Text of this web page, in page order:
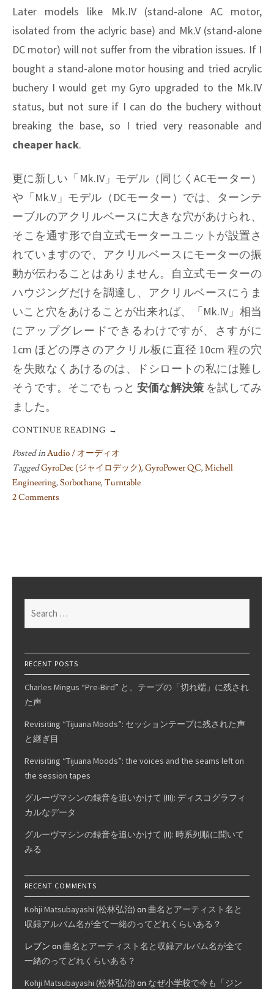
Later models like Mk.IV (stand-alone AC motor,
isolated from the aclyric base) and Mk.V (stand-alone
DC motor) will not suffer from the vibration issues. If I
bought a stand-alone motor housing and tried acrylic
buchery I would get my Gyro upgraded to the Mk.IV
status, but not sure if I can do the buchery without
breaking the base, so I tried very reasonable and
cheaper hack.
更に新しい「Mk.IV」モデル（同じくACモーター）
や「Mk.V」モデル（DCモーター）では、ターンテ
ーブルのアクリルベースに大きな穴があけられ、
そこを通す形で自立式モーターユニットが設置さ
れていますので、アクリルベースにモーターの振
動が伝わることはありません。自立式モーターの
ハウジングだけを調達し、アクリルベースにうま
いこと穴をあけることが出来れば、「Mk.IV」相当
にアップグレードできるわけですが、さすがに
1cm ほどの厚さのアクリル板に直径 10cm 程の穴
を失敗なくあけるのは、ドシロートの私には難し
そうです。そこでもっと安価な解決策 を試してみ
ました。
CONTINUE READING →
Posted inAudio / オーディオ
TaggedGyroDec (ジャイロデック),GyroPower QC,Michell
Engineering,Sorbothane,Turntable
2 Comments
for:
RECENT POSTS
Charles Mingus “Pre-Bird” と、テープの「切れ端」に残され
た声
Revisiting “Tijuana Moods”: セッションテープに残された声
と継ぎ目
Revisiting “Tijuana Moods”: the voices and the seams left on
the session tapes
グルーヴマシンの録音を追いかけて (III): ディスコグラフィ
カルなデータ
グルーヴマシンの録音を追いかけて (II): 時系列順に聞いて
みる
RECENT COMMENTS
Kohji Matsubayashi (松林弘治) on 曲名とアーティスト名と
収録アルバム名が全て一緒のってどれくらいある？
レブン on 曲名とアーティスト名と収録アルバム名が全て
一緒のってどれくらいある？
Kohji Matsubayashi (松林弘治) on なぜ小学校で今も「ジン